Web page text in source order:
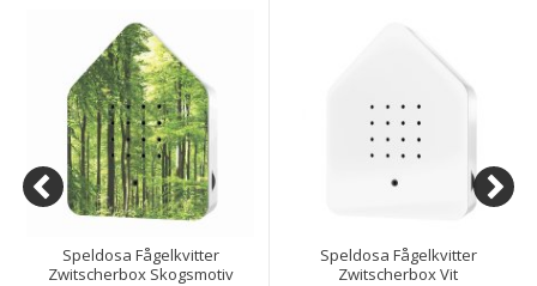
Speldosa Fågelkvitter
Zwitscherbox Skogsmotiv
Speldosa Fågelkvitter
Zwitscherbox Vit